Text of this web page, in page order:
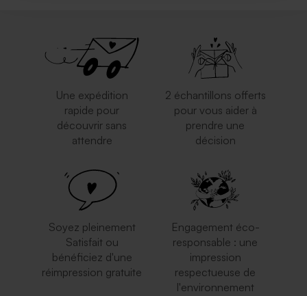
Une expédition
rapide pour
découvrir sans
attendre
2 échantillons offerts
pour vous aider à
prendre une
décision
Soyez pleinement
Satisfait ou
bénéficiez d'une
réimpression gratuite
Engagement éco-
responsable : une
impression
respectueuse de
l'environnement